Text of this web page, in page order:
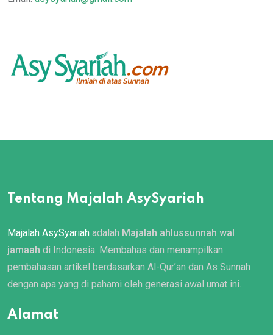
Tentang Majalah AsySyariah
Majalah AsySyariah adalah Majalah ahlussunnah wal
jamaah di Indonesia. Membahas dan menampilkan
pembahasan artikel berdasarkan Al-Qur’an dan As Sunnah
dengan apa yang di pahami oleh generasi awal umat ini.
Alamat